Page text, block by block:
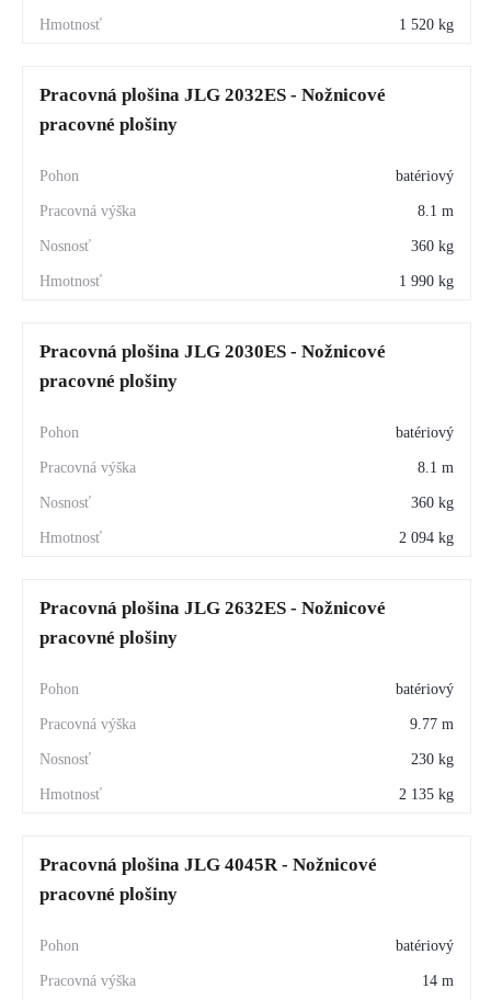
1 520 kg
Pracovná plošina JLG 2032ES - Nožnicové
pracovné plošiny
batériový
8.1 m
360 kg
1 990 kg
Pracovná plošina JLG 2030ES - Nožnicové
pracovné plošiny
batériový
8.1 m
360 kg
2 094 kg
Pracovná plošina JLG 2632ES - Nožnicové
pracovné plošiny
batériový
9.77 m
230 kg
2 135 kg
Pracovná plošina JLG 4045R - Nožnicové
pracovné plošiny
batériový
14 m